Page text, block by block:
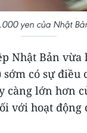
yen của Nhật
Nhật Bản
sớm có sự
càng lớn hơn
với hoạt